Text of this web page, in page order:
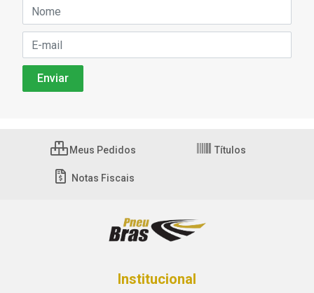
Meus Pedidos Títulos
Notas Fiscais
Institucional